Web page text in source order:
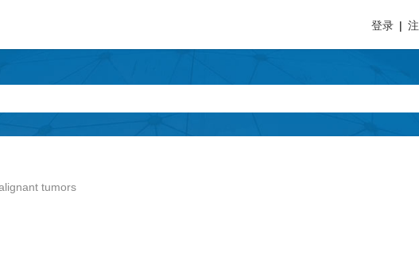
登录 |
tumors